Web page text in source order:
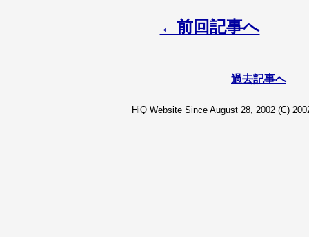
←前回記事へ
過去記事へ
HiQ Website Since August 28, 2002 (C)